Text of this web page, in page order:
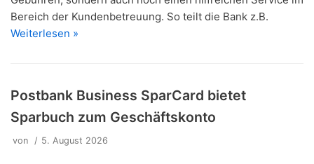
Bereich der Kundenbetreuung. So teilt die Bank z.B.
Weiterlesen »
Postbank Business SparCard bietet
Sparbuch zum Geschäftskonto
von 5. August 2026